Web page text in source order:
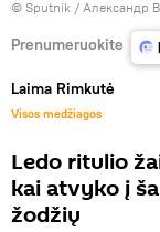
© Sputnik / Александр
Prenumeruokite
Laima Rimkutė
Visos medžiagos
Ledo ritulio
kai atvyko į
žodžių